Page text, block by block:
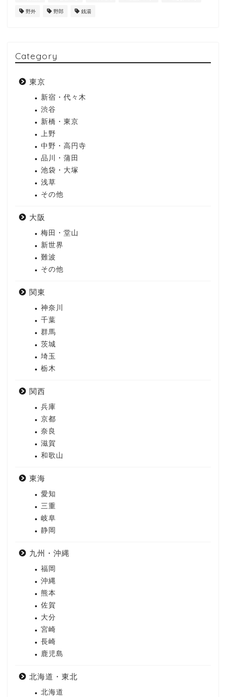
野外 野郎 銭湯
Category
東京
新宿・代々木
渋谷
新橋・東京
上野
中野・高円寺
品川・蒲田
池袋・大塚
浅草
その他
大阪
梅田・堂山
新世界
難波
その他
関東
神奈川
千葉
群馬
茨城
埼玉
栃木
関西
兵庫
京都
奈良
滋賀
和歌山
東海
愛知
三重
岐阜
静岡
九州・沖縄
福岡
沖縄
熊本
佐賀
大分
宮崎
長崎
鹿児島
北海道・東北
北海道